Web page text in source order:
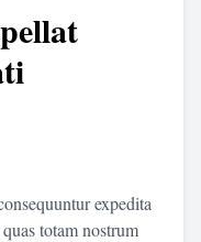
expedita
totam nostrum